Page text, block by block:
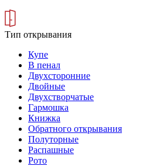
Тип открывания
Купе
В пенал
Двухсторонние
Двойные
Двухстворчатые
Гармошка
Книжка
Обратного открывания
Полуторные
Распашные
Рото